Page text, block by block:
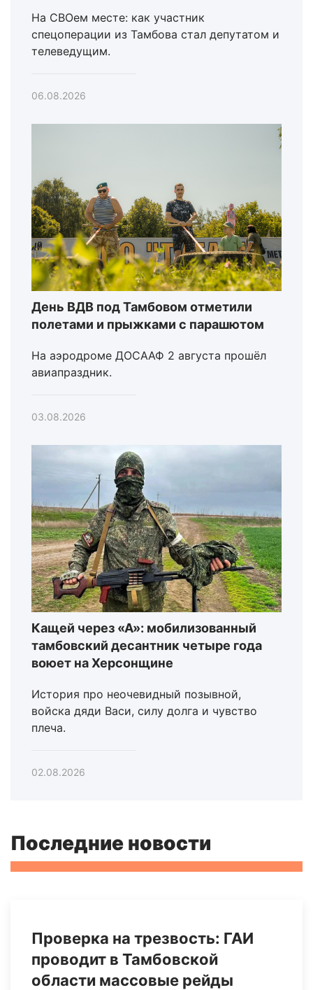
На СВОем месте: как участник
спецоперации из Тамбова стал депутатом и
телеведущим.
06.08.2026
День ВДВ под Тамбовом отметили
полетами и прыжками с парашютом
На аэродроме ДОСААФ 2 августа прошёл
авиапраздник.
03.08.2026
Кащей через «А»: мобилизованный
тамбовский десантник четыре года
воюет на Херсонщине
История про неочевидный позывной,
войска дяди Васи, силу долга и чувство
плеча.
02.08.2026
Последние новости
Проверка на трезвость: ГАИ
проводит в Тамбовской
области массовые рейды